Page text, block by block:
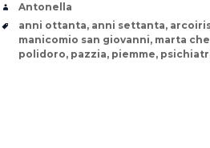
Author
Antonella
Tags
anni ottanta, anni settanta,
manicomio san giovanni, marta
polidoro, pazzia, piemme,